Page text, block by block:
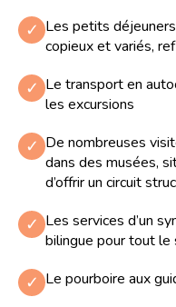
✓ Les petits
copieux et variés,
✓ Le transport en
les excursions
✓ De nombreuses
dans des musées,
d’offrir un circuit
✓ Les services d’un
bilingue pour tout le
✓ Le pourboire aux